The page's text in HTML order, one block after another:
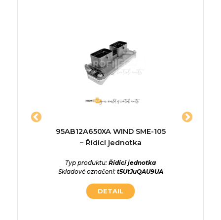
95AB12A650XA WIND SME-105
– Řídící jednotka
Typ produktu: Řídící jednotka
Skladové označení: t5UtJuQAU9UA
DETAIL